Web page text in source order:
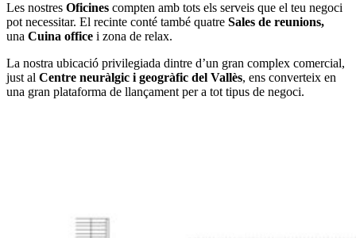
Les nostres Oficines compten amb tots els serveis que el teu negoci
pot necessitar. El recinte conté també quatre Sales de reunions,
una Cuina office i zona de relax.
La nostra ubicació privilegiada dintre d’un gran complex comercial,
just al Centre neuràlgic i geogràfic del Vallès, ens converteix en
una gran plataforma de llançament per a tot tipus de negoci.